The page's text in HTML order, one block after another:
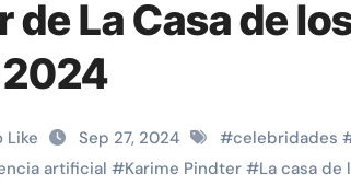
de La Casa de
Like Sep 27, 2024 #celebridades
artificial #Karime Pindter #La casa de